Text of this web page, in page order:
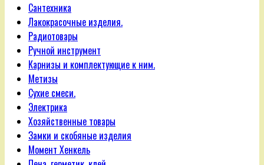
Сантехника
Лакокрасочные изделия.
Радиотовары
Ручной инструмент
Карнизы и комплектующие к ним.
Метизы
Сухие смеси.
Электрика
Хозяйственные товары
Замки и скобяные изделия
Момент Хенкель